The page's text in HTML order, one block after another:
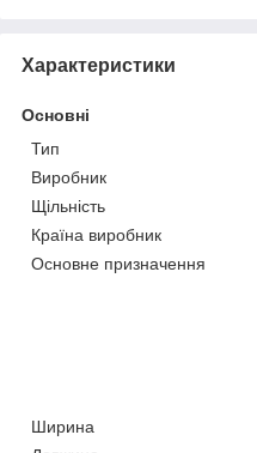
Характеристики
Основні
Тип
Виробник
Щільність
Країна виробник
Основне призначення
Ширина